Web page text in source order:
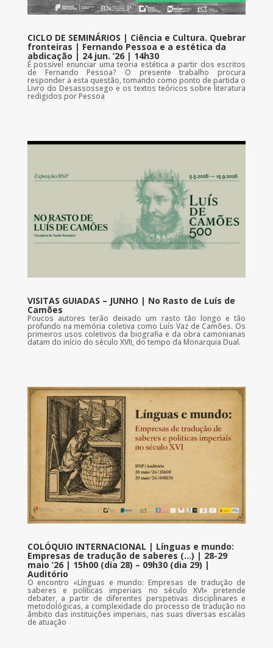
CICLO DE SEMINÁRIOS | Ciência e Cultura. Quebrar
fronteiras | Fernando Pessoa e a estética da
abdicação | 24 jun. ’26 | 14h30
É possível enunciar uma teoria estética a partir dos escritos
de Fernando Pessoa? O presente trabalho procura
responder a esta questão, tomando como ponto de partida o
Livro do Desassossego e os textos teóricos sobre literatura
redigidos por Pessoa
VISITAS GUIADAS – JUNHO | No Rasto de Luís de
Camões
Poucos autores terão deixado um rasto tão longo e tão
profundo na memória coletiva como Luís Vaz de Camões. Os
primeiros usos coletivos da biografia e da obra camonianas
datam do início do século XVII, do tempo da Monarquia Dual.
COLÓQUIO INTERNACIONAL | Línguas e mundo:
Empresas de tradução de saberes (…) | 28-29
maio ’26 | 15h00 (dia 28) – 09h30 (dia 29) |
Auditório
O encontro «Línguas e mundo: Empresas de tradução de
saberes e políticas imperiais no século XVI» pretende
debater, a partir de diferentes perspetivas disciplinares e
metodológicas, a complexidade do processo de tradução no
âmbito das instituições imperiais, nas suas diversas escalas
de atuação